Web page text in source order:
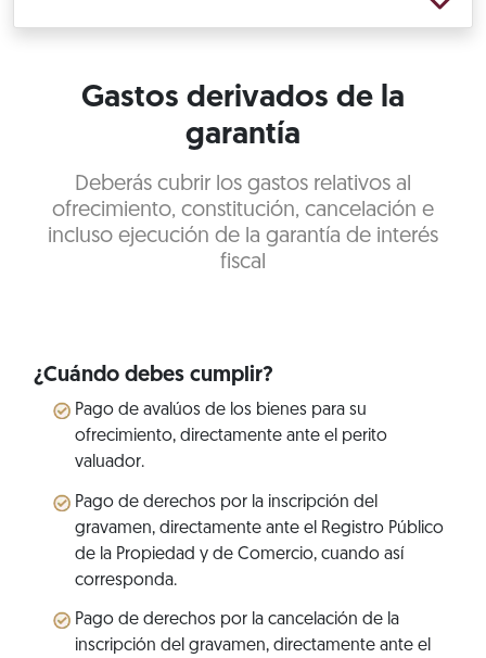
Gastos derivados de la
garantía
Deberás cubrir los gastos relativos al
ofrecimiento, constitución, cancelación e
incluso ejecución de la garantía de interés
fiscal
¿Cuándo debes cumplir?
Pago de avalúos de los bienes para su
ofrecimiento, directamente ante el perito
valuador.
Pago de derechos por la inscripción del
gravamen, directamente ante el Registro Público
de la Propiedad y de Comercio, cuando así
corresponda.
Pago de derechos por la cancelación de la
inscripción del gravamen, directamente ante el